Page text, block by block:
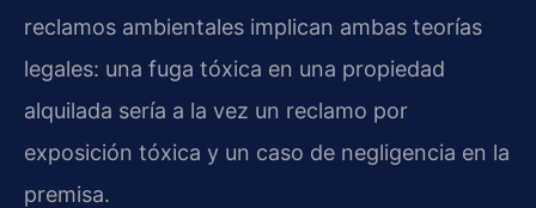
reclamos ambientales implican ambas teorías
legales: una fuga tóxica en una propiedad
alquilada sería a la vez un reclamo por
exposición tóxica y un caso de negligencia en la
premisa.